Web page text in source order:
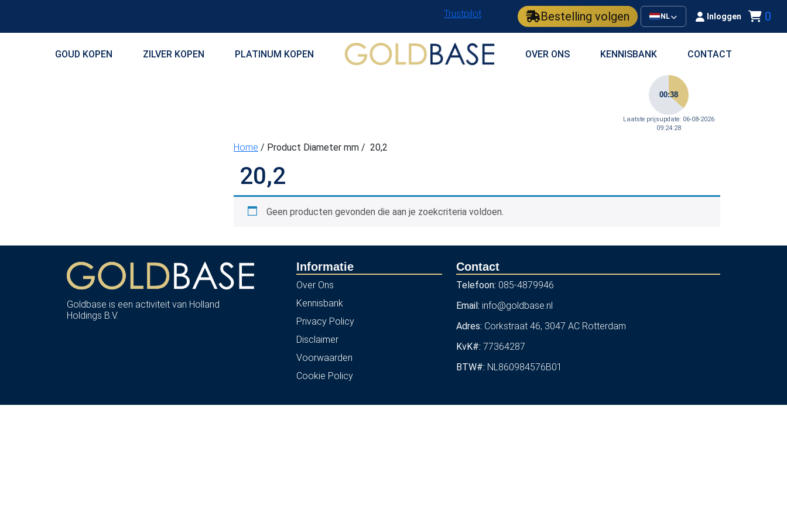
Trustpilot Bestelling volgen NL Inloggen 0
GOUD KOPEN ZILVER KOPEN PLATINUM KOPEN OVER ONS KENNISBANK CONTACT
00:38
Laatste prijsupdate: 06-08-2026
09:24:28
Home / Product Diameter mm / 20,2
20,2
Geen producten gevonden die aan je zoekcriteria voldoen.
Goldbase is een activiteit van Holland
Holdings B.V.
Informatie
Over Ons
Kennisbank
Privacy Policy
Disclaimer
Voorwaarden
Cookie Policy
Contact
Telefoon: 085-4879946
Email: info@goldbase.nl
Adres: Corkstraat 46, 3047 AC Rotterdam
KvK#: 77364287
BTW#: NL860984576B01